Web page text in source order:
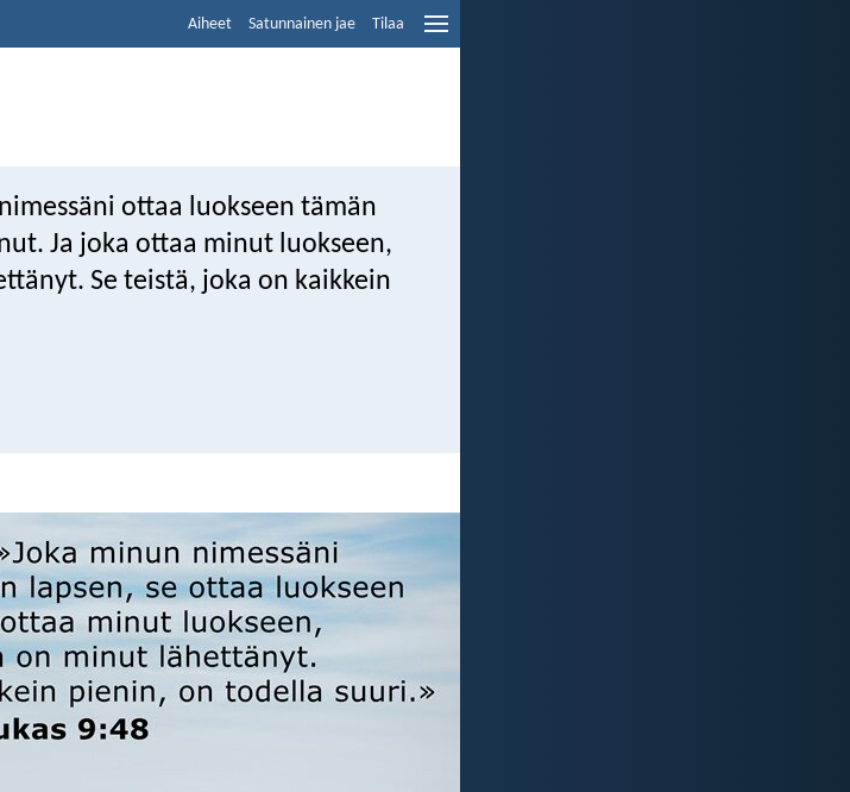
Aiheet Satunnainen jae Tilaa
ottaa luokseen tämän
Ja joka ottaa minut luokseen,
Se teistä, joka on kaikkein